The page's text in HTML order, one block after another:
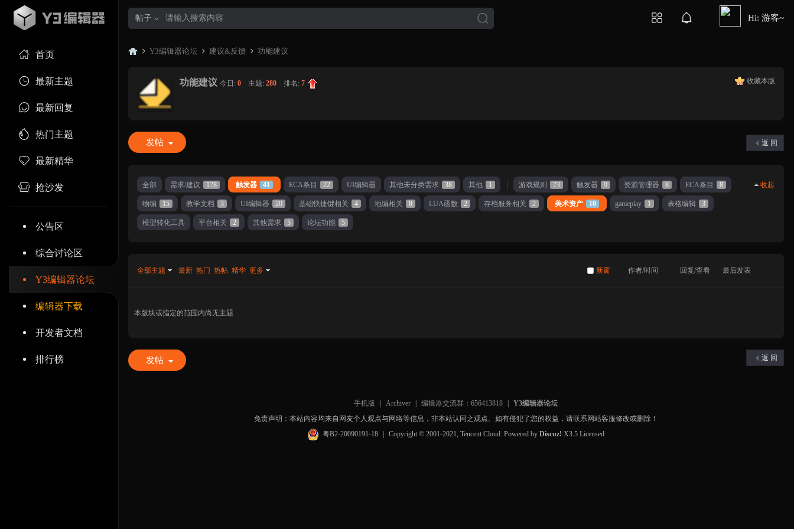
首页
最新主题
最新回复
热门主题
最新精华
抢沙发
公告区
综合讨论区
Y3编辑器论坛
编辑器下载
开发者文档
排行榜
帖子 Hi: 游客~
»
Y3编辑器论坛 建议&反馈 功能建议
收藏本版
功能建议 今日:0 主题:280 排名:7
返 回
发帖
收起
全部 需求/建议 178 触发器 41 ECA条目 22 UI编辑器 其他未分类需求 38 其他 1 游戏规则 73 触发器 9 资源管理器 8 ECA条目 8
物编 15 教学文档 3 UI编辑器 20 基础快捷键相关 4 地编相关 8 LUA函数 2 存档服务相关 2 美术资产 10 gameplay 1 表格编辑 3
模型转化工具 平台相关 2 其他需求 5 论坛功能 5
新窗
全部主题 最新 热门 热帖 精华 更多 作者/时间 回复/查看 最后发表
本版块或指定的范围内尚无主题
返 回
发帖
手机版 Archiver 编辑器交流群：656413818
Y3编辑器论坛
免责声明：本站内容均来自网友个人观点与网络等信息，非本站认同之观点。如有侵犯了您的权益，请联系网站客服修改或删除！
粤B2-20090191-18
Copyright © 2001-2021, Tencent Cloud. Powered byDiscuz! X3.5 Licensed